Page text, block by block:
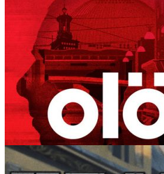
Olöst – Konstkuppen